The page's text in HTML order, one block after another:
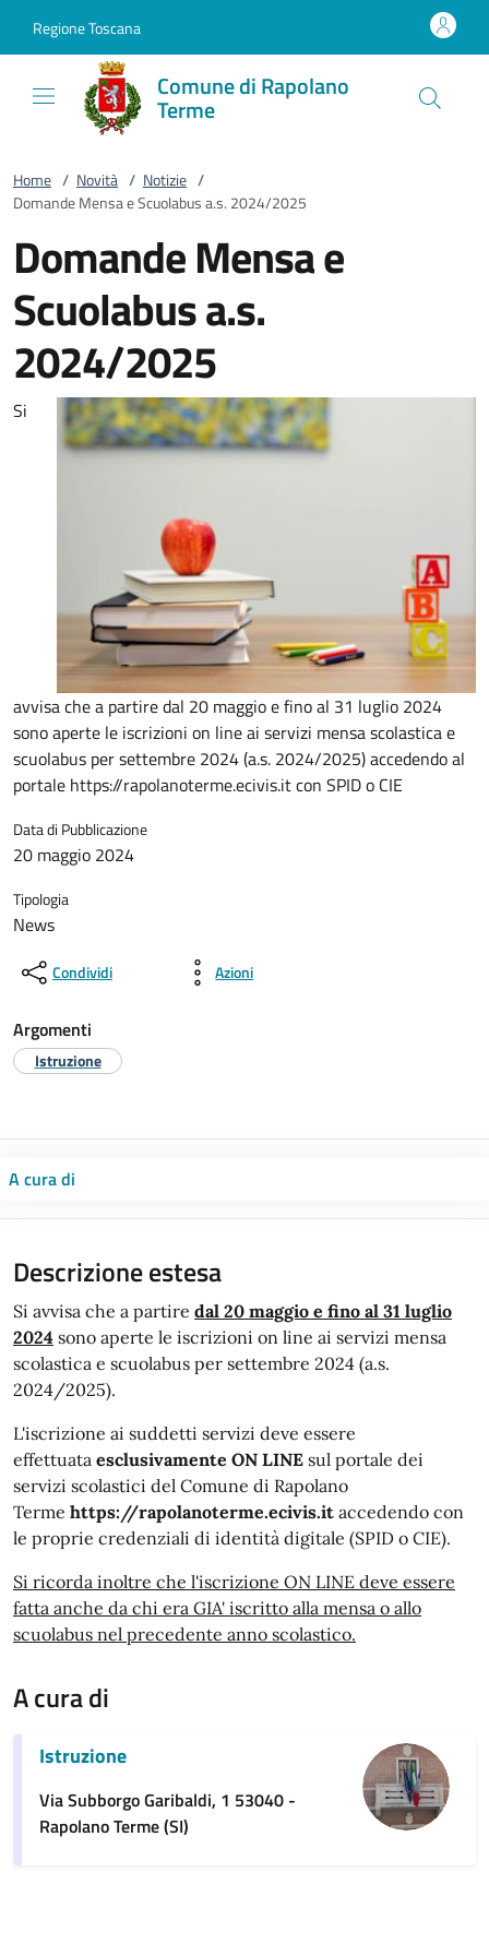
Regione Toscana
Comune di Rapolano
Terme
Home / Novità / Notizie /
Domande Mensa e Scuolabus a.s. 2024/2025
Domande Mensa e
Scuolabus a.s.
2024/2025
Si
avvisa che a partire dal 20 maggio e fino al 31 luglio 2024
sono aperte le iscrizioni on line ai servizi mensa scolastica e
scuolabus per settembre 2024 (a.s. 2024/2025) accedendo al
portale https://rapolanoterme.ecivis.it con SPID o CIE
Data di Pubblicazione
20 maggio 2024
Tipologia
News
Condividi Azioni
Argomenti
Istruzione
A cura di
Descrizione estesa
Si avvisa che a partire dal 20 maggio e fino al 31 luglio
2024 sono aperte le iscrizioni on line ai servizi mensa
scolastica e scuolabus per settembre 2024 (a.s.
2024/2025).
L'iscrizione ai suddetti servizi deve essere
effettuata esclusivamente ON LINE sul portale dei
servizi scolastici del Comune di Rapolano
Terme https://rapolanoterme.ecivis.it accedendo con
le proprie credenziali di identità digitale (SPID o CIE).
Si ricorda inoltre che l'iscrizione ON LINE deve essere
fatta anche da chi era GIA' iscritto alla mensa o allo
scuolabus nel precedente anno scolastico.
A cura di
Istruzione
Via Subborgo Garibaldi, 1 53040 -
Rapolano Terme (SI)